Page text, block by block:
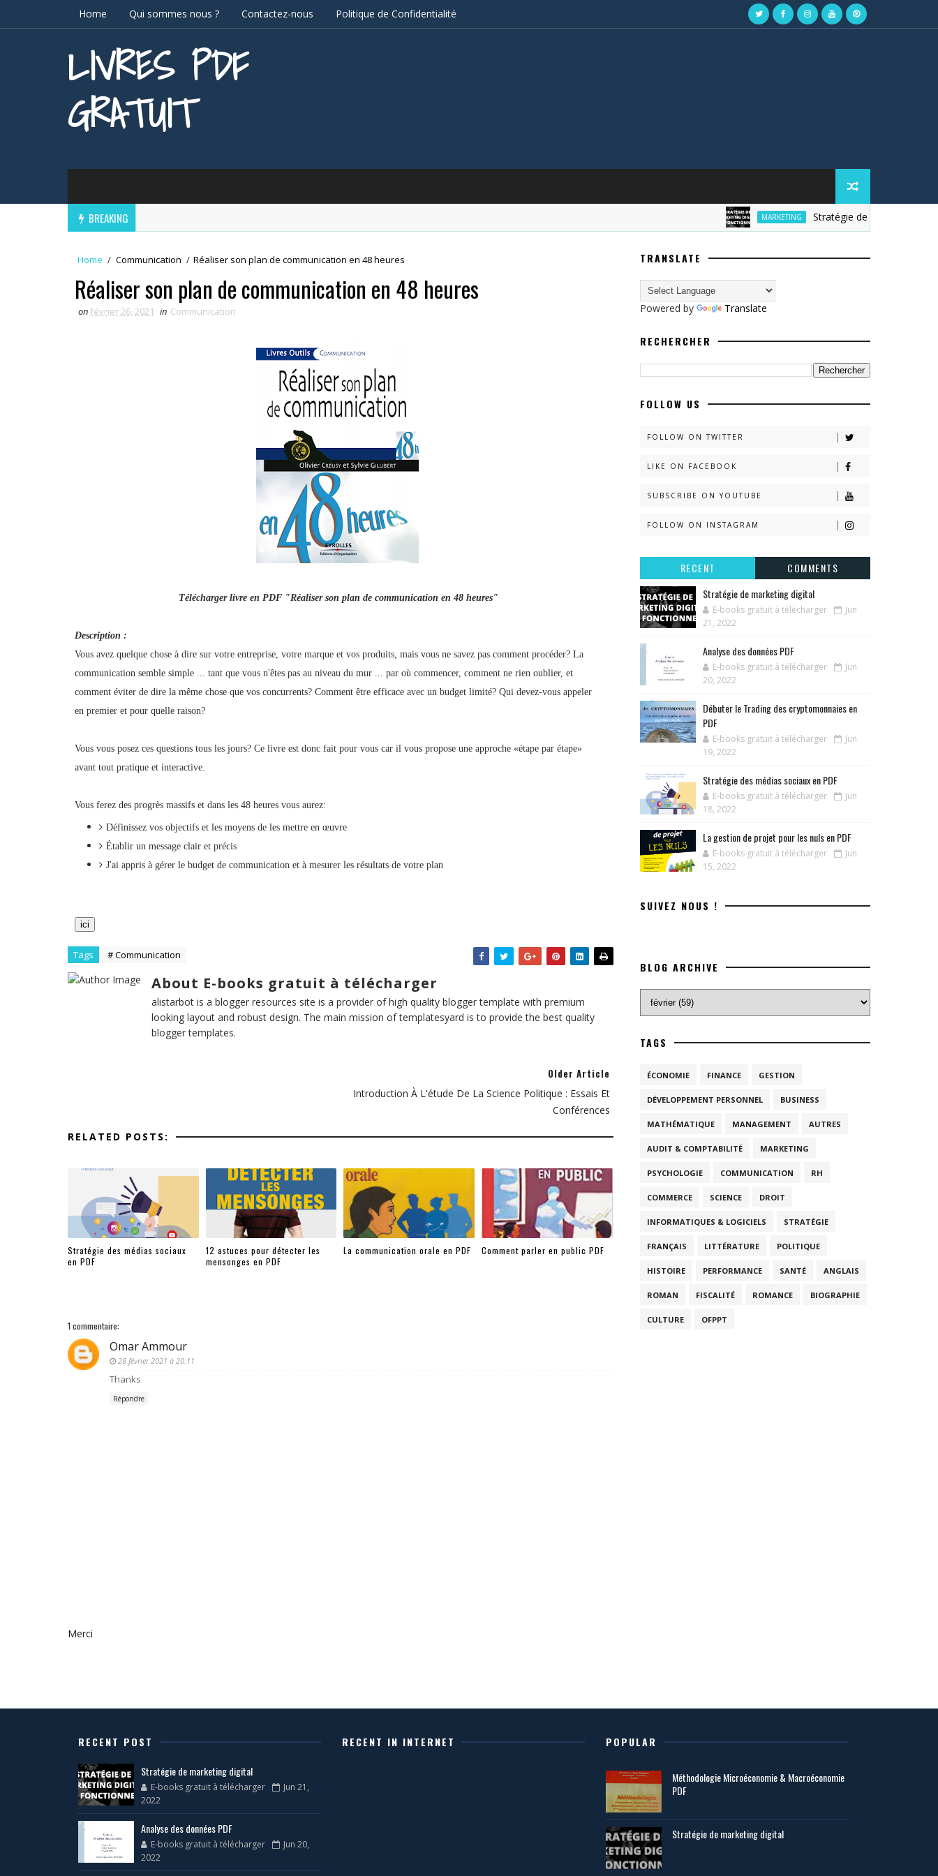
Home Qui sommes nous ? Contactez-nous Politique de Confidentialité
LIVRES PDF
GRATUIT
BREAKING MARKETING Stratégie de marketing digital
Home / Communication / Réaliser son plan de communication en 48 heures
Réaliser son plan de communication en 48 heures
on février 26, 2021 in Communication
Télécharger livre en PDF "Réaliser son plan de communication en 48 heures"
Description :
Vous avez quelque chose à dire sur votre entreprise, votre marque et vos produits, mais vous ne savez pas comment procéder? La
communication semble simple ... tant que vous n'êtes pas au niveau du mur ... par où commencer, comment ne rien oublier, et
comment éviter de dire la même chose que vos concurrents? Comment être efficace avec un budget limité? Qui devez-vous appeler
en premier et pour quelle raison?
Vous vous posez ces questions tous les jours? Ce livre est donc fait pour vous car il vous propose une approche «étape par étape»
avant tout pratique et interactive.
Vous ferez des progrès massifs et dans les 48 heures vous aurez:
Définissez vos objectifs et les moyens de les mettre en œuvre
Établir un message clair et précis
J'ai appris à gérer le budget de communication et à mesurer les résultats de votre plan
ici
Tags # Communication
About E-books gratuit à télécharger
alistarbot is a blogger resources site is a provider of high quality blogger template with premium
looking layout and robust design. The main mission of templatesyard is to provide the best quality
blogger templates.
Older Article
Introduction À L'étude De La Science Politique : Essais Et
Conférences
RELATED POSTS:
Stratégie des médias sociaux
en PDF
12 astuces pour détecter les
mensonges en PDF
La communication orale en PDF Comment parler en public PDF
1 commentaire:
Omar Ammour
28 février 2021 à 20:11
Thanks
Répondre
Merci
TRANSLATE
Powered by Translate
RECHERCHER
FOLLOW US
FOLLOW ON TWITTER
LIKE ON FACEBOOK
SUBSCRIBE ON YOUTUBE
FOLLOW ON INSTAGRAM
RECENT
COMMENTS
Stratégie de marketing digital
E-books gratuit à télécharger
Jun
21, 2022
Analyse des données PDF
E-books gratuit à télécharger
Jun
20, 2022
Débuter le Trading des cryptomonnaies en
PDF
E-books gratuit à télécharger
Jun
19, 2022
Stratégie des médias sociaux en PDF
E-books gratuit à télécharger
Jun
18, 2022
La gestion de projet pour les nuls en PDF
E-books gratuit à télécharger
Jun
15, 2022
SUIVEZ NOUS !
BLOG ARCHIVE
TAGS
ÉCONOMIE FINANCE GESTION
DÉVELOPPEMENT PERSONNEL BUSINESS
MATHÉMATIQUE MANAGEMENT AUTRES
AUDIT & COMPTABILITÉ MARKETING
PSYCHOLOGIE COMMUNICATION RH
COMMERCE SCIENCE DROIT
INFORMATIQUES & LOGICIELS STRATÉGIE
FRANÇAIS LITTÉRATURE POLITIQUE
HISTOIRE PERFORMANCE SANTÉ ANGLAIS
ROMAN FISCALITÉ ROMANCE BIOGRAPHIE
CULTURE OFPPT
RECENT POST
Stratégie de marketing digital
E-books gratuit à télécharger
Jun 21,
2022
Analyse des données PDF
E-books gratuit à télécharger
Jun 20,
2022
RECENT IN INTERNET POPULAR
Méthodologie Microéconomie & Macroéconomie
PDF
Stratégie de marketing digital